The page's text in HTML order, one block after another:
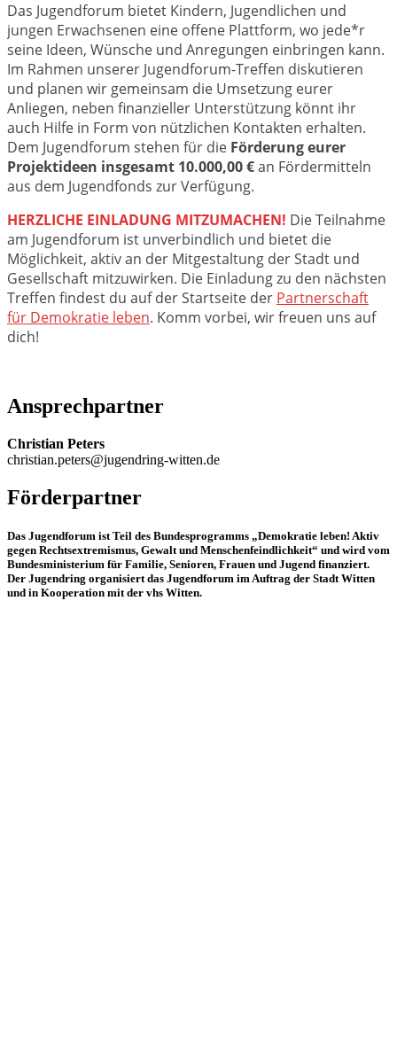
Das Jugendforum bietet Kindern, Jugendlichen und
jungen Erwachsenen eine offene Plattform, wo jede*r
seine Ideen, Wünsche und Anregungen einbringen kann.
Im Rahmen unserer Jugendforum-Treffen diskutieren
und planen wir gemeinsam die Umsetzung eurer
Anliegen, neben finanzieller Unterstützung könnt ihr
auch Hilfe in Form von nützlichen Kontakten erhalten.
Dem Jugendforum stehen für die Förderung eurer
Projektideen insgesamt 10.000,00 €an Fördermitteln
aus dem Jugendfonds zur Verfügung.
HERZLICHE EINLADUNG MITZUMACHEN! Die Teilnahme
am Jugendforum ist unverbindlich und bietet die
Möglichkeit, aktiv an der Mitgestaltung der Stadt und
Gesellschaft mitzuwirken. Die Einladung zu den nächsten
Treffen findest du auf der Startseite der Partnerschaft
für Demokratie leben. Komm vorbei, wir freuen uns auf
dich!
Ansprechpartner
Christian Peters
christian.peters@jugendring-witten.de
Förderpartner
Das Jugendforum ist Teil des Bundesprogramms „Demokratie leben! Aktiv
gegen Rechtsextremismus, Gewalt und Menschenfeindlichkeit“ und wird vom
Bundesministerium für Familie, Senioren, Frauen und Jugend finanziert.
Der Jugendring organisiert das Jugendforum im Auftrag der Stadt Witten
und in Kooperation mit der vhs Witten.